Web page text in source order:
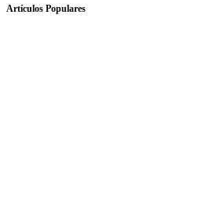
Artículos Populares